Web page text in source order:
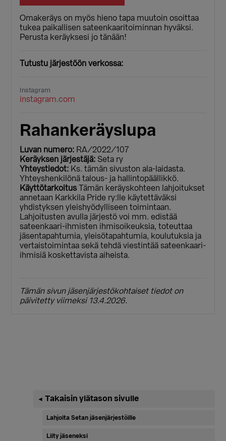
Omakeräys on myös hieno tapa muutoin osoittaa
tukea paikallisen sateenkaaritoiminnan hyväksi.
Perusta keräyksesi jo tänään!
Tutustu järjestöön verkossa:
Instagram
instagram.com
Rahankeräyslupa
Luvan numero: RA/2022/107
Keräyksen järjestäjä: Seta ry
Yhteystiedot: Ks. tämän sivuston ala-laidasta.
Yhteyshenkilönä talous- ja hallintopäällikkö.
Käyttötarkoitus Tämän keräyskohteen lahjoitukset
annetaan Karkkila Pride ry:lle käytettäväksi
yhdistyksen yleishyödylliseen toimintaan.
Lahjoitusten avulla järjestö voi mm. edistää
sateenkaari-ihmisten ihmisoikeuksia, toteuttaa
jäsentapahtumia, yleisötapahtumia, koulutuksia ja
vertaistoimintaa sekä tehdä viestintää sateenkaari-
ihmisiä koskettavista aiheista.
Tämän sivun jäsenjärjestökohtaiset tiedot on
päivitetty viimeksi 13.4.2026.
Ensisijainen
sivupalkki
◄ Takaisin ylätason sivulle
Lahjoita Setan jäsenjärjestöille
Liity jäseneksi